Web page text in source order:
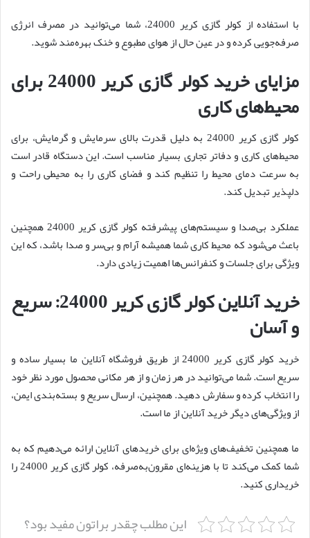
با استفاده از کولر گازی کریر 24000، شما می‌توانید در مصرف انرژی
صرفه‌جویی کرده و در عین حال از هوای مطبوع و خنک بهره‌مند شوید.
مزایای خرید کولر گازی کریر 24000 برای
محیط‌های کاری
کولر گازی کریر 24000 به دلیل قدرت بالای سرمایش و گرمایش، برای
محیط‌های کاری و دفاتر تجاری بسیار مناسب است. این دستگاه قادر است
به سرعت دمای محیط را تنظیم کند و فضای کاری را به محیطی راحت و
دلپذیر تبدیل کند.
عملکرد بی‌صدا و سیستم‌های پیشرفته کولر گازی کریر 24000 همچنین
باعث می‌شود که محیط کاری شما همیشه آرام و بی‌سر و صدا باشد، که این
ویژگی برای جلسات و کنفرانس‌ها اهمیت زیادی دارد.
خرید آنلاین کولر گازی کریر 24000: سریع
و آسان
خرید کولر گازی کریر 24000 از طریق فروشگاه آنلاین ما بسیار ساده و
سریع است. شما می‌توانید در هر زمان و از هر مکانی محصول مورد نظر خود
را انتخاب کرده و سفارش دهید. همچنین، ارسال سریع و بسته‌بندی ایمن،
از ویژگی‌های دیگر خرید آنلاین از ما است.
ما همچنین تخفیف‌های ویژه‌ای برای خریدهای آنلاین ارائه می‌دهیم که به
شما کمک می‌کند تا با هزینه‌ای مقرون‌به‌صرفه، کولر گازی کریر 24000 را
خریداری کنید.
این مطلب چقدر براتون مفید بود؟